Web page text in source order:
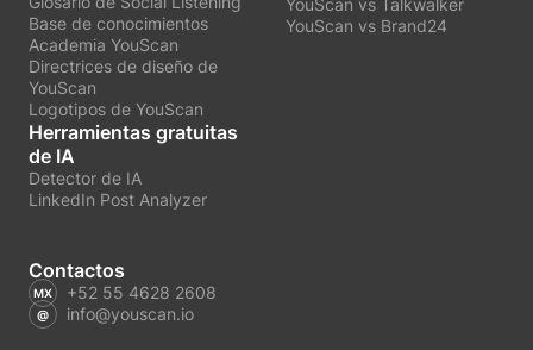
Base de conocimientos
Academia YouScan
Directrices de diseño de
YouScan
Logotipos de YouScan
Herramientas gratuitas
de IA
Detector de IA
LinkedIn Post Analyzer
YouScan vs Brand24
Contactos
+52 55 4628 2608
info@youscan.io